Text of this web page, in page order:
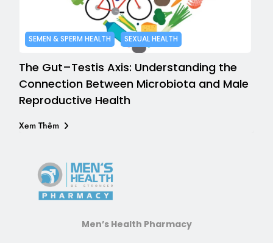
SEMEN & SPERM HEALTH SEXUAL HEALTH
The Gut–Testis Axis: Understanding the
Connection Between Microbiota and Male
Reproductive Health
Xem Thêm
Men’s Health Pharmacy